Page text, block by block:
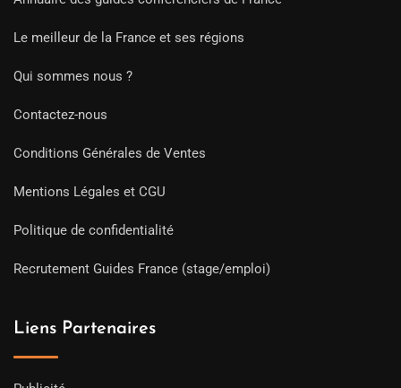
Le meilleur de la France et ses régions
Qui sommes nous ?
Contactez-nous
Conditions Générales de Ventes
Mentions Légales et CGU
Politique de confidentialité
Recrutement Guides France (stage/emploi)
Liens Partenaires